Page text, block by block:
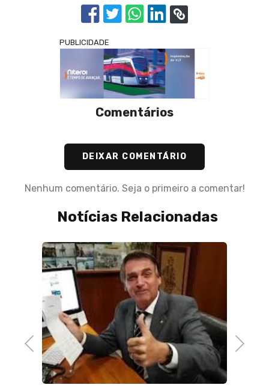
PUBLICIDADE
Comentários
DEIXAR COMENTÁRIO
Nenhum comentário. Seja o primeiro a comentar!
Notícias Relacionadas
Previous
18 de Janeiro de 2023
Ministério da Justiça notifica Lojas
Americanas
Next